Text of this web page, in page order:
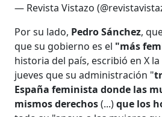
— Revista Vistazo
Por su lado, Pedro Sánchez,
que su gobierno es el "más
historia del país, escribió en X
jueves que su administración "
España feminista donde las
mismos derechos(...)que los